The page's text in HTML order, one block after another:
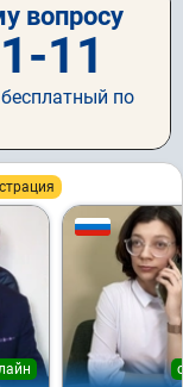
вопросу
11
по